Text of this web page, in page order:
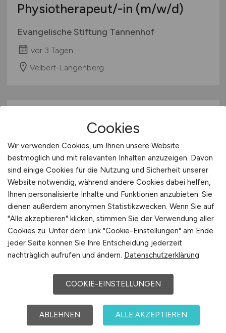
Physiotherapeut/-in (m/w/d)
Evangelische Stiftung Tannenhof
vor 3 Tagen
Velbert-Langenberg
Assistenz Leitung soziale
Betreuung (m/w/d)
KWA Stift Urbana im Stadtgarten
vor 4 Tagen
Bottrop
Cookies
Wir verwenden Cookies, um Ihnen unsere Website
bestmöglich und mit relevanten Inhalten anzuzeigen. Davon
sind einige Cookies für die Nutzung und Sicherheit unserer
Website notwendig, während andere Cookies dabei helfen,
Ihnen personalisierte Inhalte und Funktionen anzubieten. Sie
dienen außerdem anonymen Statistikzwecken. Wenn Sie auf
"Alle akzeptieren" klicken, stimmen Sie der Verwendung aller
Cookies zu. Unter dem Link "Cookie-Einstellungen" am Ende
jeder Seite können Sie Ihre Entscheidung jederzeit
nachträglich aufrufen und ändern. Datenschutzerklärung
COOKIE-EINSTELLUNGEN
ABLEHNEN ALLE AKZEPTIEREN